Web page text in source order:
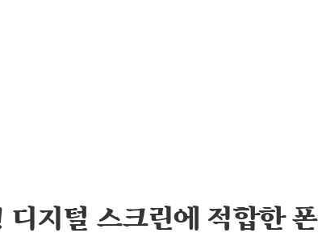
지털 스크린에 적합한